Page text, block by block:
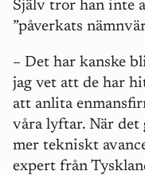
Själv tror han inte
”påverkats
– Det har kanske
jag vet att de har
att anlita
våra lyftar. När det
mer tekniskt
expert från